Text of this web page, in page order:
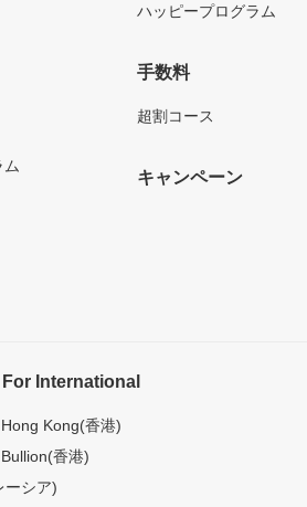
ハッピープログラム
手数料
超割コース
キャンペーン
International
Kong(香港)
香港)
ーシア)